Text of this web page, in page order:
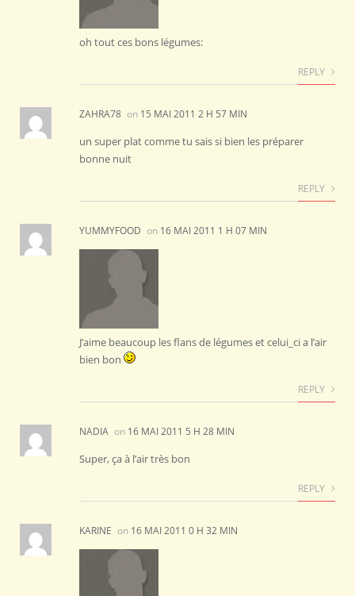
oh tout ces bons légumes:
REPLY
ZAHRA78 on 15 MAI 2011 2 H 57 MIN
un super plat comme tu sais si bien les préparer
bonne nuit
REPLY
YUMMYFOOD on 16 MAI 2011 1 H 07 MIN
J’aime beaucoup les flans de légumes et celui_ci a l’air
bien bon
REPLY
NADIA on 16 MAI 2011 5 H 28 MIN
Super, ça à l’air très bon
REPLY
KARINE on 16 MAI 2011 0 H 32 MIN